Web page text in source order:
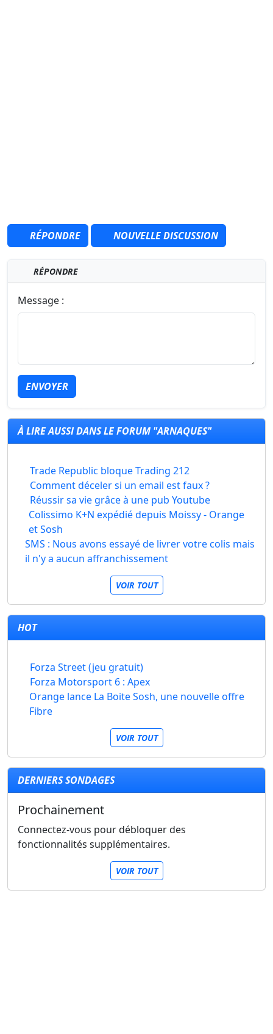
RÉPONDRE NOUVELLE DISCUSSION
RÉPONDRE
Message :
ENVOYER
À LIRE AUSSI DANS LE FORUM "ARNAQUES"
Trade Republic bloque Trading 212
Comment déceler si un email est faux ?
Réussir sa vie grâce à une pub Youtube
Colissimo K+N expédié depuis Moissy - Orange
et Sosh
SMS : Nous avons essayé de livrer votre colis mais
il n'y a aucun affranchissement
VOIR TOUT
HOT
Forza Street (jeu gratuit)
Forza Motorsport 6 : Apex
Orange lance La Boite Sosh, une nouvelle offre
Fibre
VOIR TOUT
DERNIERS SONDAGES
Prochainement
Connectez-vous pour débloquer des
fonctionnalités supplémentaires.
VOIR TOUT